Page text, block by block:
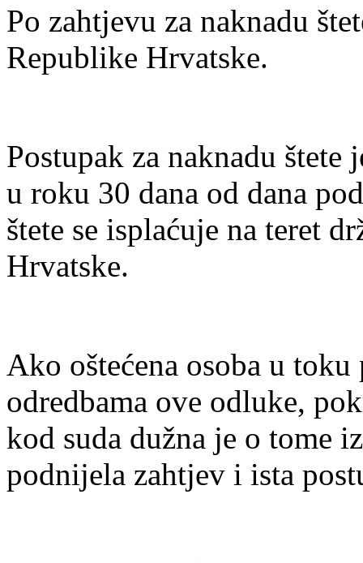
Po zahtjevu za naknadu
Republike Hrvatske.
Postupak za naknadu
u roku 30 dana od dana
štete se isplaćuje na teret
Hrvatske.
Ako oštećena osoba u
odredbama ove odluke,
kod suda dužna je o tome
podnijela zahtjev i ista